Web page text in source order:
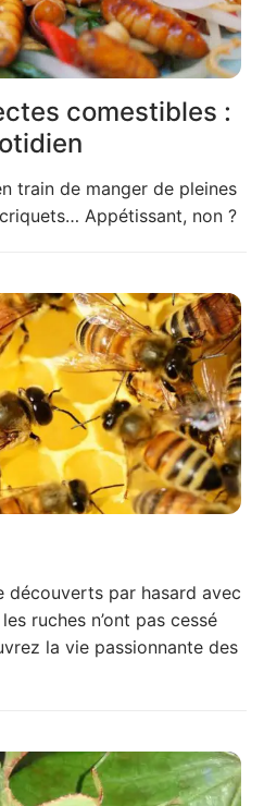
comestibles :
train de manger de pleines
Appétissant, non ?
découverts par hasard avec
ruches n’ont pas cessé
la vie passionnante des